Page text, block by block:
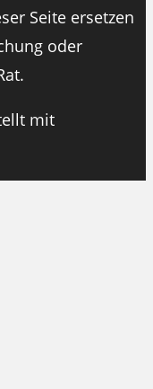
Seite ersetzen
oder
mit